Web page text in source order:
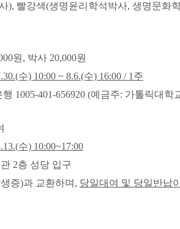
), 빨강색(생명윤리학석박사, 생명문화
원, 박사 20,000원
수) 10:00 ~ 8.6.(수) 16:00 / 1주
1005-401-656920 (예금주: 가톨릭대학
수) 10:00~17:00
2층 성당 입구
증)과 교환하며, 당일대여 및 당일반납